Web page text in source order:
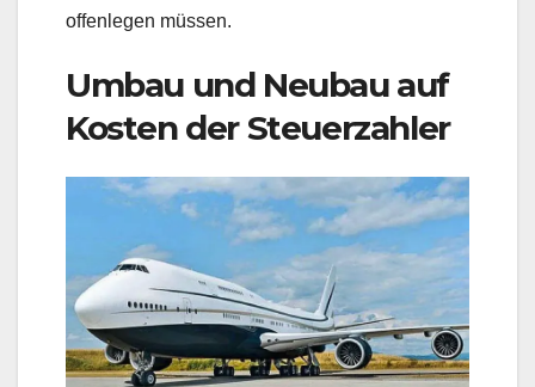
offenlegen müssen.
Umbau und Neubau auf
Kosten der Steuerzahler